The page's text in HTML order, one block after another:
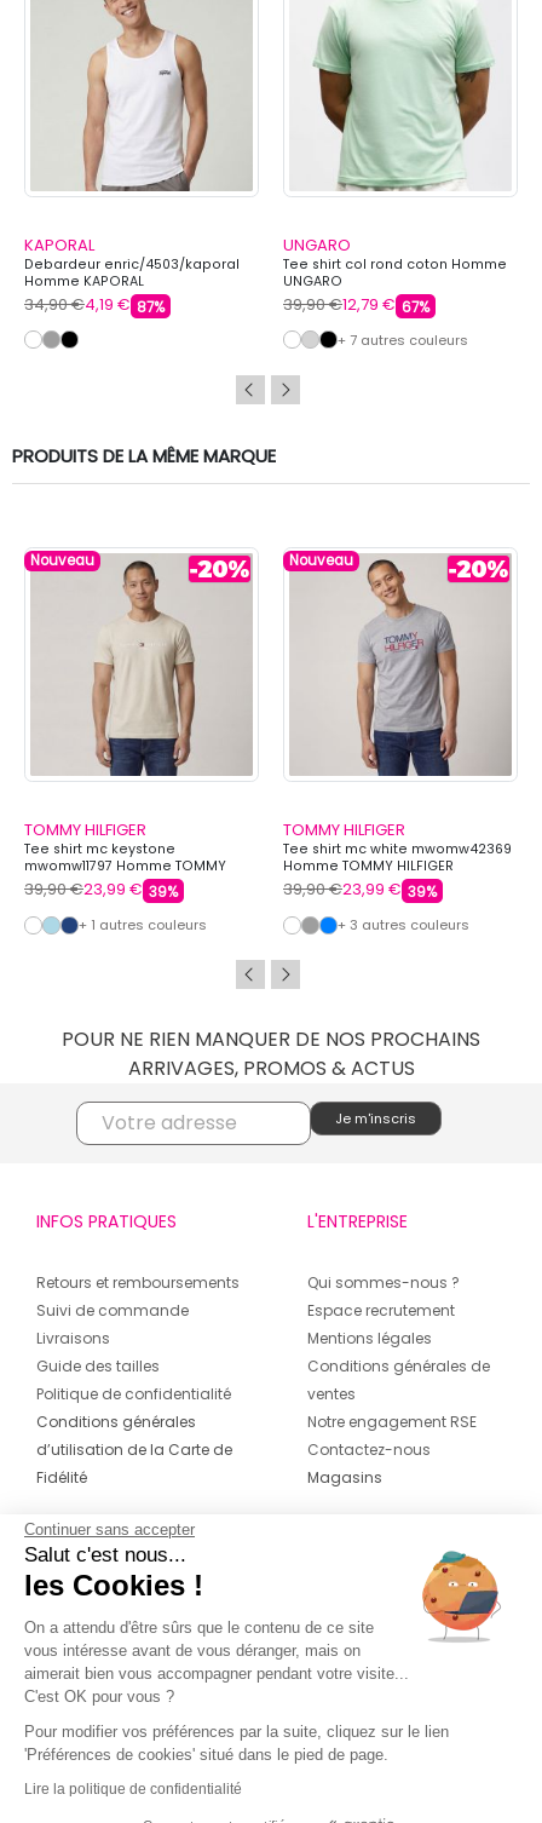
KAPORAL
Debardeur enric/4503/kaporal
Homme KAPORAL
34,90 €4,19 € 87%
UNGARO
Tee shirt col rond coton Homme
UNGARO
39,90 €12,79 € 67%
+ 7 autres couleurs
PRODUITS DE LA MÊME MARQUE
Nouveau
TOMMY HILFIGER
Tee shirt mc keystone
mwomw11797 Homme TOMMY
HILFIGER
39,90 €23,99 € 39%
+ 1 autres couleurs
Nouveau
TOMMY HILFIGER
Tee shirt mc white mwomw42369
Homme TOMMY HILFIGER
39,90 €23,99 € 39%
+ 3 autres couleurs
POUR NE RIEN MANQUER DE NOS PROCHAINS
ARRIVAGES, PROMOS & ACTUS
INFOS PRATIQUES
Retours et remboursements
Suivi de commande
Livraisons
Guide des tailles
Politique de confidentialité
Conditions générales
d’utilisation de la Carte de
Fidélité
L'ENTREPRISE
Qui sommes-nous ?
Espace recrutement
Mentions légales
Conditions générales de
ventes
Notre engagement RSE
Contactez-nous
Magasins
CONTACT
04 42 20 78 42
Du lundi au jeudi de 8h30 à 16h30 & le
vendredi de 8h30 à 15h30
Continuer sans accepter
Salut c'est nous...
les Cookies !
On a attendu d'être sûrs que le contenu de ce site
vous intéresse avant de vous déranger, mais on
aimerait bien vous accompagner pendant votre visite...
C'est OK pour vous ?
Pour modifier vos préférences par la suite, cliquez sur le lien
'Préférences de cookies' situé dans le pied de page.
Lire la politique de confidentialité